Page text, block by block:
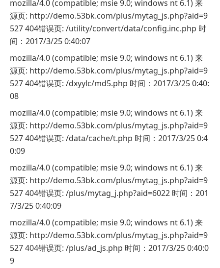
mozilla/4.0 (compatible; msie 9.0; windows nt 6.1) 来
源页: http://demo.53bk.com/plus/mytag_js.php?aid=9
527 404错误页: /utility/convert/data/config.inc.php 时
间：2017/3/25 0:40:07
mozilla/4.0 (compatible; msie 9.0; windows nt 6.1) 来
源页: http://demo.53bk.com/plus/mytag_js.php?aid=9
527 404错误页: /dxyylc/md5.php 时间：2017/3/25 0:40:
08
mozilla/4.0 (compatible; msie 9.0; windows nt 6.1) 来
源页: http://demo.53bk.com/plus/mytag_js.php?aid=9
527 404错误页: /data/cache/t.php 时间：2017/3/25 0:4
0:09
mozilla/4.0 (compatible; msie 9.0; windows nt 6.1) 来
源页: http://demo.53bk.com/plus/mytag_js.php?aid=9
527 404错误页: /plus/mytag_j.php?aid=6022 时间：201
7/3/25 0:40:09
mozilla/4.0 (compatible; msie 9.0; windows nt 6.1) 来
源页: http://demo.53bk.com/plus/mytag_js.php?aid=9
527 404错误页: /plus/ad_js.php 时间：2017/3/25 0:40:0
9